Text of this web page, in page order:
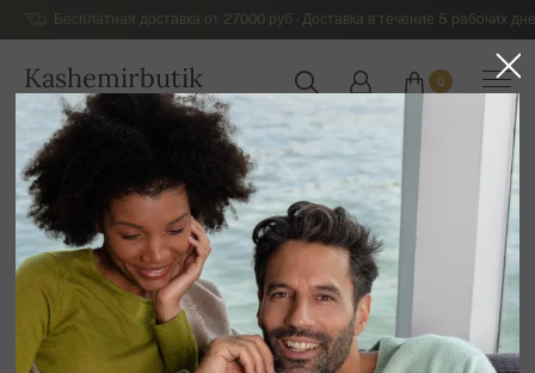
Бесплатная доставка от 27000 руб - Доставка в течение 5 рабочих
Kashemirbutik
РОССИЯ
0
Главная ДЛЯ НЕЁ